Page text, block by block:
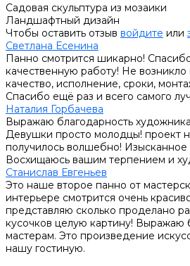
Садовая скульптура из мозаики
Ландшафтный дизайн
Чтобы оставить отзыв войдите или
Светлана Есенина
Панно смотрится шикарно!
качественную работу! Не возникло
качество, исполнение, сроки,
Спасибо ещё раз и всего самого
Наталия Горбачева
Выражаю благодарность
Девушки просто молодцы! проект
получилось волшебно! Изысканное
Восхищаюсь вашим терпением и
Станислав Евгеньев
Это наше второе панно от
интерьере смотрится очень
представляю сколько проделано
кусочков целую картину! Выражаю
мастерам. Это произведение
нашу гостиную.